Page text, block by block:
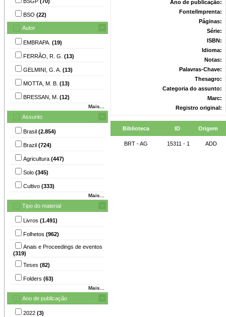
BSO (22)
Autor
EMBRAPA. (19)
FERRÃO, R. G. (13)
GELMINI, G. A. (13)
MOTTA, M. B. (13)
BRESSAN, M. (12)
Mais...
Assunto
Brasil (2.854)
Brazil (724)
Agricultura (447)
Solo (345)
Cultivo (333)
Mais...
Tipo do material
Livros (1.491)
Folhetos (962)
Anais e Proceedings de eventos
(319)
Teses (82)
Folders (63)
Mais...
Ano de publicação
2022 (3)
Ano de publicação:
Fonte/Imprenta:
Páginas:
Série:
ISBN:
Idioma:
Notas:
Palavras-Chave:
Thesagro:
Categoria do assunto:
Marc:
Registro original:
Biblioteca ID Origem
BRT - AG 15311 - 1 ADD